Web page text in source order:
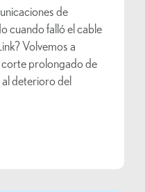
de
cuando falló el cable
Volvemos a
prolongado de
deterioro del